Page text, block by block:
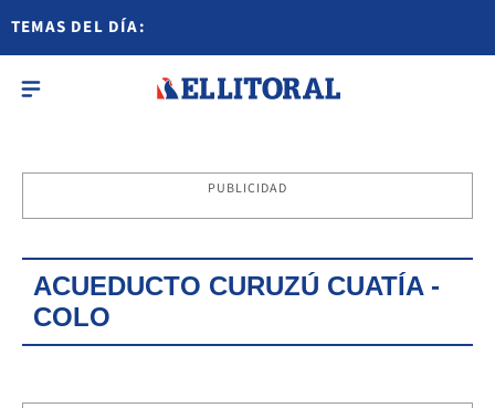
TEMAS DEL DÍA:
PUBLICIDAD
ACUEDUCTO CURUZÚ CUATÍA -
COLO